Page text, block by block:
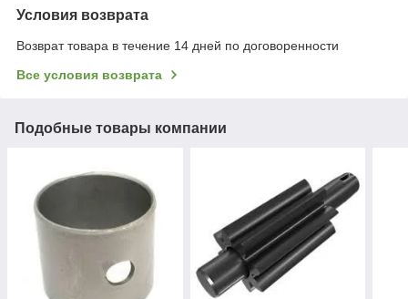
Условия возврата
Возврат товара в течение 14 дней по договоренности
Все условия возврата
Подобные товары компании